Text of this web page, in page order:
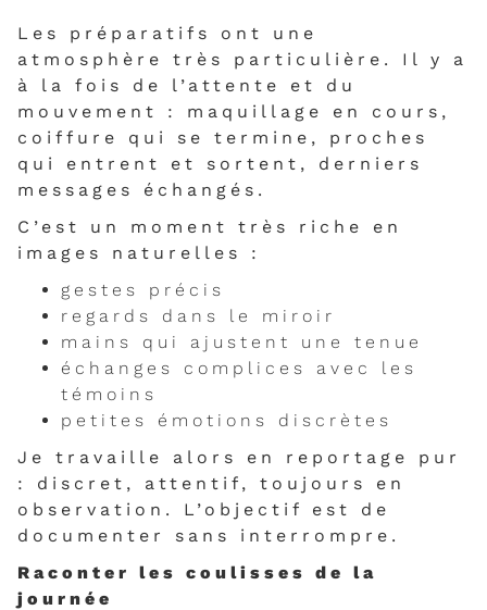
Les préparatifs ont une
atmosphère très particulière. Il y a
à la fois de l’attente et du
mouvement : maquillage en cours,
coiffure qui se termine, proches
qui entrent et sortent, derniers
messages échangés.
C’est un moment très riche en
images naturelles :
gestes précis
regards dans le miroir
mains qui ajustent une tenue
échanges complices avec les
témoins
petites émotions discrètes
Je travaille alors en reportage pur
: discret, attentif, toujours en
observation. L’objectif est de
documenter sans interrompre.
Raconter les coulisses de la
journée